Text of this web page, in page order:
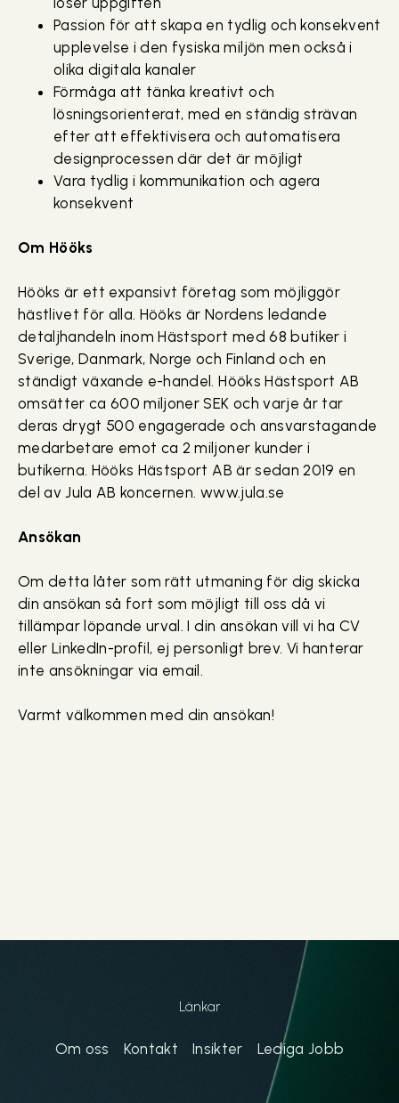
Passion för att skapa en tydlig och konsekvent
upplevelse i den fysiska miljön men också i
olika digitala kanaler
Förmåga att tänka kreativt och
lösningsorienterat, med en ständig strävan
efter att effektivisera och automatisera
designprocessen där det är möjligt
Vara tydlig i kommunikation och agera
konsekvent
Om Hööks
Hööks är ett expansivt företag som möjliggör
hästlivet för alla. Hööks är Nordens ledande
detaljhandeln inom Hästsport med 68 butiker i
Sverige, Danmark, Norge och Finland och en
ständigt växande e-handel. Hööks Hästsport AB
omsätter ca 600 miljoner SEK och varje år tar
deras drygt 500 engagerade och ansvarstagande
medarbetare emot ca 2 miljoner kunder i
butikerna. Hööks Hästsport AB är sedan 2019 en
del av Jula AB koncernen. www.jula.se
Ansökan
Om detta låter som rätt utmaning för dig skicka
din ansökan så fort som möjligt till oss då vi
tillämpar löpande urval. I din ansökan vill vi ha CV
eller LinkedIn-profil, ej personligt brev. Vi hanterar
inte ansökningar via email.
Varmt välkommen med din ansökan!
Länkar
Om oss Kontakt Insikter Lediga Jobb